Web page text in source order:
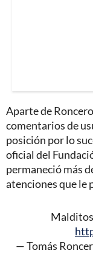
Aparte de
comentarios de
posición por lo
oficial del
permaneció más
atenciones que le
Malditos
— Tomás